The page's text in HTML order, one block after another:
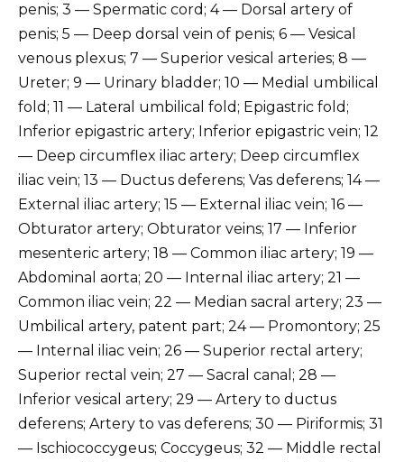
penis; 3 — Spermatic cord; 4 — Dorsal artery of
penis; 5 — Deep dorsal vein of penis; 6 — Vesical
venous plexus; 7 — Superior vesical arteries; 8 —
Ureter; 9 — Urinary bladder; 10 — Medial umbilical
fold; 11 — Lateral umbilical fold; Epigastric fold;
Inferior epigastric artery; Inferior epigastric vein; 12
— Deep circumflex iliac artery; Deep circumflex
iliac vein; 13 — Ductus deferens; Vas deferens; 14 —
External iliac artery; 15 — External iliac vein; 16 —
Obturator artery; Obturator veins; 17 — Inferior
mesenteric artery; 18 — Common iliac artery; 19 —
Abdominal aorta; 20 — Internal iliac artery; 21 —
Common iliac vein; 22 — Median sacral artery; 23 —
Umbilical artery, patent part; 24 — Promontory; 25
— Internal iliac vein; 26 — Superior rectal artery;
Superior rectal vein; 27 — Sacral canal; 28 —
Inferior vesical artery; 29 — Artery to ductus
deferens; Artery to vas deferens; 30 — Piriformis; 31
— Ischiococcygeus; Coccygeus; 32 — Middle rectal